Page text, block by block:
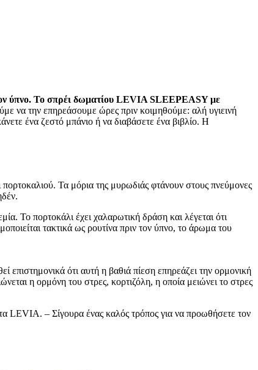
ύπνο. Το σπρέι δωματίου LEVIA SLEEPEASY με
να την επηρεάσουμε ώρες πριν κοιμηθούμε: αλή υγιεινή
ένα ζεστό μπάνιο ή να διαβάσετε ένα βιβλίο. Η
Τα μόρια της μυρωδιάς φτάνουν στους πνεύμονες
Το πορτοκάλι έχει χαλαρωτική δράση και λέγεται ότι
τακτικά ως ρουτίνα πριν τον ύπνο, το άρωμα του
ότι αυτή η βαθιά πίεση επηρεάζει την ορμονική
η ορμόνη του στρες, κορτιζόλη, η οποία μειώνει το στρες
LEVIA. – Σίγουρα ένας καλός τρόπος για να προωθήσετε τον